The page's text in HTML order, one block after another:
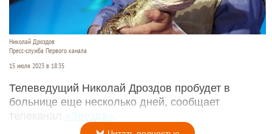
Николай Дроздов
Пресс-служба Первого канала
15 июля 2023 в 18:35
Телеведущий Николай Дроздов пробудет в
больнице еще несколько дней, сообщает
телеканал
«Звезда»